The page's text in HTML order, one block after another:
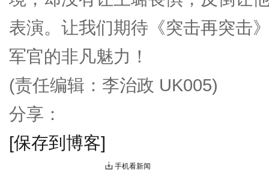
表演。让我们期待《突击再突击
军官的非凡魅力！
(责任编辑：李治政 UK005)
分享：
[保存到博客]
手机看新闻